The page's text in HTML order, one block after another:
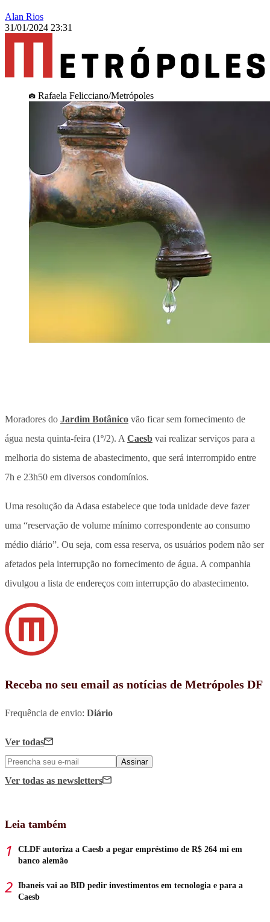
Alan Rios
31/01/2024 23:31
Rafaela Felicciano/Metrópoles
Moradores do Jardim Botânico vão ficar sem fornecimento de
água nesta quinta-feira (1º/2). A Caesb vai realizar serviços para a
melhoria do sistema de abastecimento, que será interrompido entre
7h e 23h50 em diversos condomínios.
Uma resolução da Adasa estabelece que toda unidade deve fazer
uma “reservação de volume mínimo correspondente ao consumo
médio diário”. Ou seja, com essa reserva, os usuários podem não ser
afetados pela interrupção no fornecimento de água. A companhia
divulgou a lista de endereços com interrupção do abastecimento.
Receba no seu email as notícias de Metrópoles DF
Frequência de envio: Diário
Ver todas
Assinar
Ver todas as newsletters
Leia também
CLDF autoriza a Caesb a pegar empréstimo de R$ 264 mi em
banco alemão
Ibaneis vai ao BID pedir investimentos em tecnologia e para a
Caesb